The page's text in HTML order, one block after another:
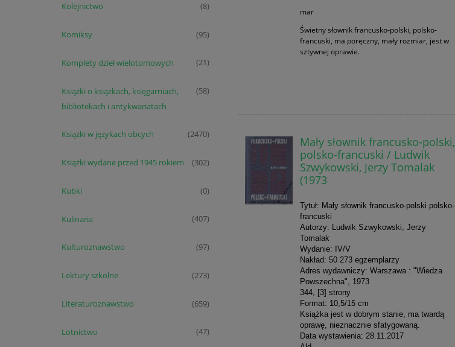
Kolejnictwo (8)
Komiksy (95)
Komplety dzieł wielotomowych (21)
Książki o książkach, księgarniach,
bibliotekach i antykwariatach
(58)
Książki w językach obcych (2470)
Książki wydane przed 1945 rokiem (302)
Kubki (0)
Kulinaria (407)
Kulturoznawstwo (97)
Lektury szkolne (273)
Literaturoznawstwo (659)
Lotnictwo (47)
mar
Świetny słownik francusko-polski, polsko-
francuski, ma poręczny, mały rozmiar, jest w
sztywnej oprawie.
Mały słownik francusko-polski,
polsko-francuski / Ludwik
Szwykowski, Jerzy Tomalak
(1973
Tytuł: Mały słownik francusko-polski polsko-
francuski
Autorzy: Ludwik Szwykowski, Jerzy
Tomalak
Wydanie: IV/V
Nakład: 50 273 egzemplarzy
Adres wydawniczy: Warszawa : "Wiedza
Powszechna", 1973
344, [3] strony
Format: 10,5/15 cm
Książka jest w dobrym stanie, ma twardą
oprawę, nieznacznie sfatygowaną.
Data wystawienia: 28.11.2017